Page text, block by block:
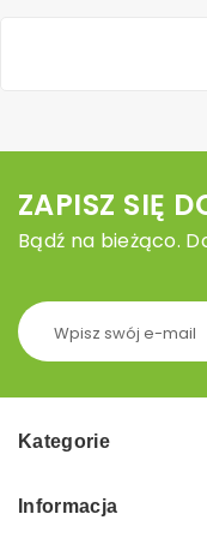
ZAPISZ SIĘ
Bądź na bieżąco.
Kategorie
Informacja